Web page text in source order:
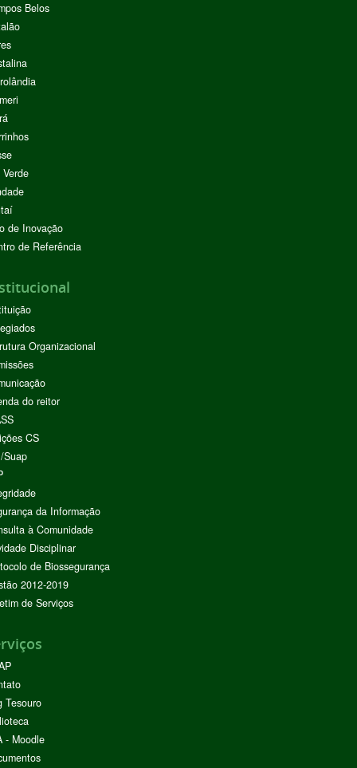
Belos
de Inovação
de Referência
Organizacional
do reitor
CS
Suap
da Informação
à Comunidade
Disciplinar
de Biossegurança
2012-2019
de Serviços
Tesouro
- Moodle